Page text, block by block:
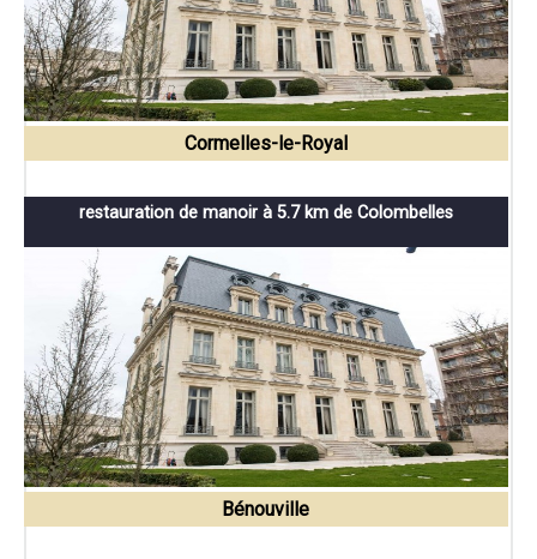
Cormelles-le-Royal
restauration de manoir à 5.7 km de Colombelles
Bénouville